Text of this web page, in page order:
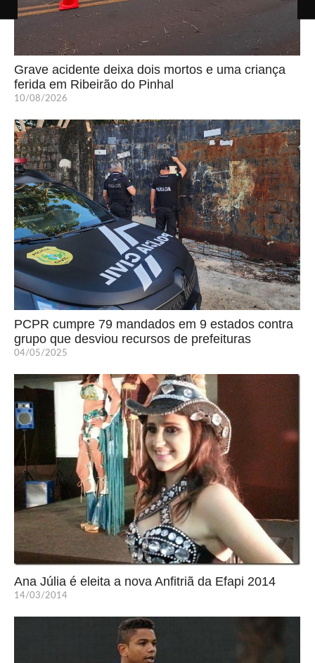
Grave acidente deixa dois mortos e uma criança
ferida em Ribeirão do Pinhal
10/08/2026
PCPR cumpre 79 mandados em 9 estados contra
grupo que desviou recursos de prefeituras
04/05/2025
Ana Júlia é eleita a nova Anfitriã da Efapi 2014
14/03/2014